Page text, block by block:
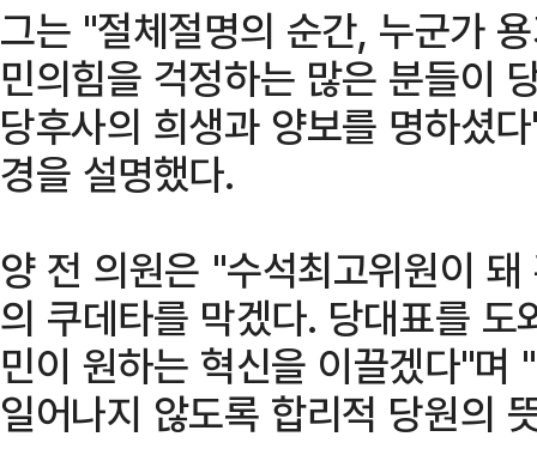
그는 "절체절명의 순간, 누군가
민의힘을 걱정하는 많은 분들이
당후사의 희생과 양보를 명하셨
경을 설명했다.
양 전 의원은 "수석최고위원이
의 쿠데타를 막겠다. 당대표를
민이 원하는 혁신을 이끌겠다"며
일어나지 않도록 합리적 당원의